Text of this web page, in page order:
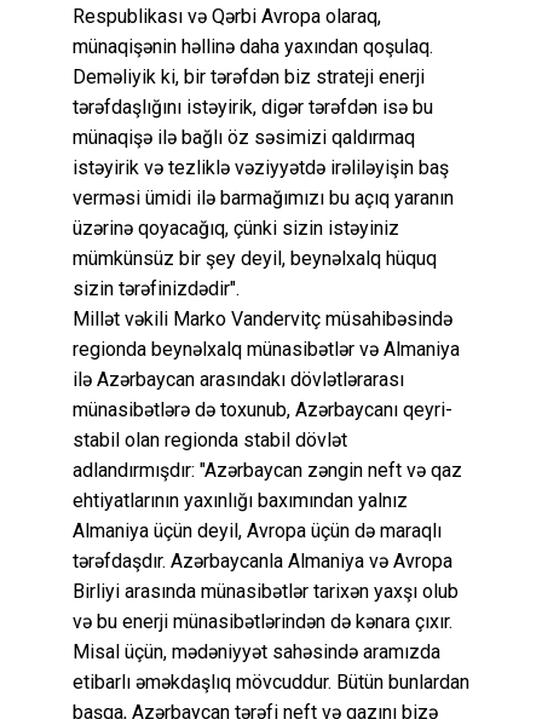
Respublikası və Qərbi Avropa olaraq,
münaqişənin həllinə daha yaxından qoşulaq.
Deməliyik ki, bir tərəfdən biz strateji enerji
tərəfdaşlığını istəyirik, digər tərəfdən isə bu
münaqişə ilə bağlı öz səsimizi qaldırmaq
istəyirik və tezliklə vəziyyətdə irəliləyişin baş
verməsi ümidi ilə barmağımızı bu açıq yaranın
üzərinə qoyacağıq, çünki sizin istəyiniz
mümkünsüz bir şey deyil, beynəlxalq hüquq
sizin tərəfinizdədir".
Millət vəkili Marko Vandervitç müsahibəsində
regionda beynəlxalq münasibətlər və Almaniya
ilə Azərbaycan arasındakı dövlətlərarası
münasibətlərə də toxunub, Azərbaycanı qeyri-
stabil olan regionda stabil dövlət
adlandırmışdır: "Azərbaycan zəngin neft və qaz
ehtiyatlarının yaxınlığı baxımından yalnız
Almaniya üçün deyil, Avropa üçün də maraqlı
tərəfdaşdır. Azərbaycanla Almaniya və Avropa
Birliyi arasında münasibətlər tarixən yaxşı olub
və bu enerji münasibətlərindən də kənara çıxır.
Misal üçün, mədəniyyət sahəsində aramızda
etibarlı əməkdaşlıq mövcuddur. Bütün bunlardan
başqa, Azərbaycan tərəfi neft və qazını bizə